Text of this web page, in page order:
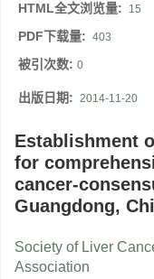
HTML全文浏览量: 15
PDF下载量: 403
被引次数: 0
出版日期: 2014-11-20
Establishment
for
cancer-
Guangdong,
Society of Liver
Association